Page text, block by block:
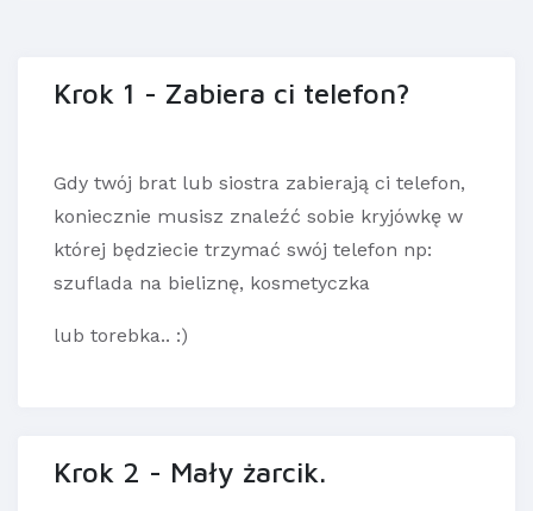
Krok 1 - Zabiera ci telefon?
Gdy twój brat lub siostra zabierają ci telefon,
koniecznie musisz znaleźć sobie kryjówkę w
której będziecie trzymać swój telefon np:
szuflada na bieliznę, kosmetyczka
lub torebka.. :)
Krok 2 - Mały żarcik.